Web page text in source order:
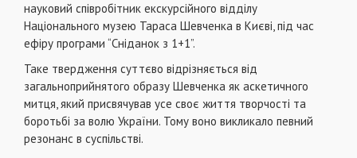
науковий співробітник екскурсійного відділу
Національного музею Тараса Шевченка в Києві, під час
ефіру програми “Сніданок з 1+1”.
Таке твердження суттєво відрізняється від
загальноприйнятого образу Шевченка як аскетичного
митця, який присвячував усе своє життя творчості та
боротьбі за волю України. Тому воно викликало певний
резонанс в суспільстві.